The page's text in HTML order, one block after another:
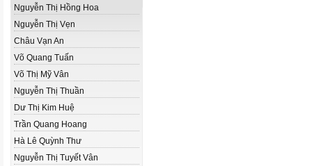
Nguyễn Thị Hồng Hoa
Nguyễn Thị Vẹn
Châu Vạn An
Võ Quang Tuấn
Võ Thị Mỹ Vân
Nguyễn Thị Thuần
Dư Thị Kim Huệ
Trần Quang Hoang
Hà Lê Quỳnh Thư
Nguyễn Thị Tuyết Vân